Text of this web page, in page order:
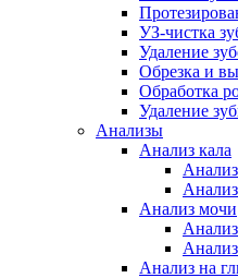
УЗ-чистка
Удаление
Обрезка и
Обработка
Удаление
Анализы
Анализ кала
Анализ мочи
Анализ на